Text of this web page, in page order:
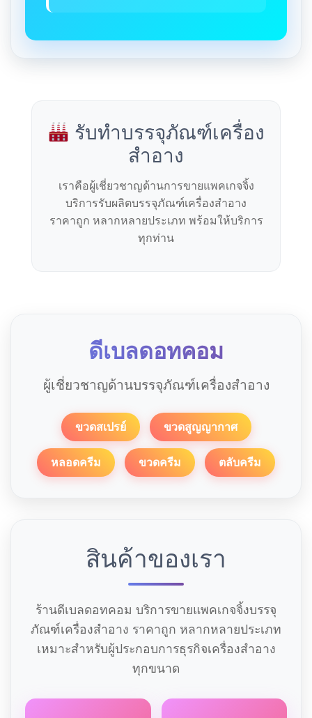
รับทำบรรจุภัณฑ์เครื่อง
สำอาง
เราคือผู้เชี่ยวชาญด้านการขายแพคเกจจิ้ง
บริการรับผลิตบรรจุภัณฑ์เครื่องสำอาง
ราคาถูก หลากหลายประเภท พร้อมให้บริการ
ทุกท่าน
ดีเบลดอทคอม
ผู้เชี่ยวชาญด้านบรรจุภัณฑ์เครื่องสำอาง
ขวดสเปรย์ ขวดสูญญากาศ
หลอดครีม ขวดครีม ตลับครีม
สินค้าของเรา
ร้านดีเบลดอทคอม บริการขายแพคเกจจิ้งบรรจุ
ภัณฑ์เครื่องสำอาง ราคาถูก หลากหลายประเภท
เหมาะสำหรับผู้ประกอบการธุรกิจเครื่องสำอาง
ทุกขนาด